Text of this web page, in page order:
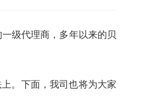
级代理商，多年以来的贝
。下面，我司也将为大家